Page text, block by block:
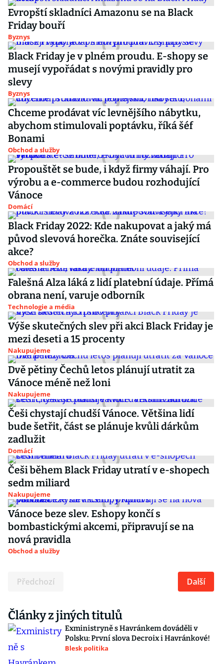
Evropští skladníci Amazonu se na Black
Friday bouří
Byznys
Black Friday je v plném proudu. E-shopy se
musejí vypořádat s novými pravidly pro
slevy
Byznys
Chceme prodávat víc levnějšího nábytku,
abychom stimulovali poptávku, říká šéf
Bonami
Obchod a služby
Propouštět se bude, i když firmy váhají. Pro
výrobu a e-commerce budou rozhodující
Vánoce
Domácí
Black Friday 2022: Kde nakupovat a jaký má
původ slevová horečka. Znáte související
akce?
Obchod a služby
Falešná Alza láká z lidí platební údaje. Přímá
obrana není, varuje odborník
Technologie a média
Výše skutečných slev při akci Black Friday je
mezi deseti a 15 procenty
Nakupujeme
Dvě pětiny Čechů letos plánují utratit za
Vánoce méně než loni
Nakupujeme
Češi chystají chudší Vánoce. Většina lidí
bude šetřit, část se plánuje kvůli dárkům
zadlužit
Domácí
Češi během Black Friday utratí v e-shopech
sedm miliard
Nakupujeme
Vánoce beze slev. Eshopy končí s
bombastickými akcemi, připravují se na
nová pravidla
Obchod a služby
Předchozí Další
Články z jiných titulů
Exministryně s Havránkem dováděli v
Polsku: První slova Decroix i Havránkové!
Blesk politika